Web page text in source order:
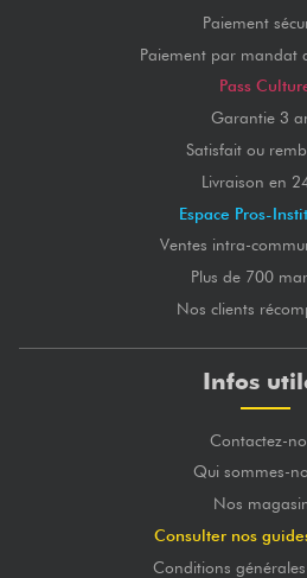
Paiement
Paiement par mandat
Pass
Garantie 3
Satisfait ou
Livraison en
Espace Pros-
Ventes intra-
Plus de 700
Nos clients
Infos
Contactez-
Qui sommes-
Nos
Consulter nos
Conditions